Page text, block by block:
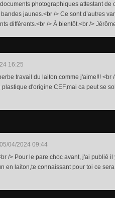
photographiques attestant de
jaunes.<br /> Ce sont d’autres
différents.<br /> À bientôt.<br />
16:25
travail du laiton comme j'aime!!! <br
d'origine CEF,mai ca peut se
05/04/2024 09:44
/> Pour le pare choc avant, j'ai publié
en laiton,te connaissant pour toi ce